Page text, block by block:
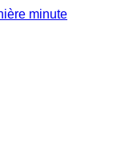
minute